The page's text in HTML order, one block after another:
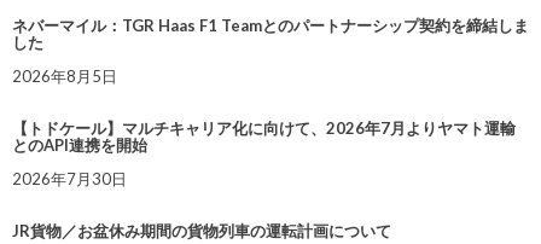
ネバーマイル：TGR Haas F1 Teamとのパートナーシップ契約を締結しま
した
2026年8月5日
【トドケール】マルチキャリア化に向けて、2026年7月よりヤマト運輸
とのAPI連携を開始
2026年7月30日
JR貨物／お盆休み期間の貨物列車の運転計画について